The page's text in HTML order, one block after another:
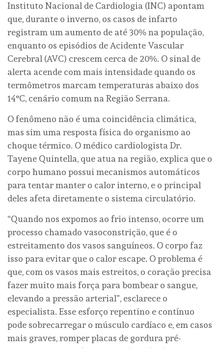
Instituto Nacional de Cardiologia (INC) apontam
que, durante o inverno, os casos de infarto
registram um aumento de até 30% na população,
enquanto os episódios de Acidente Vascular
Cerebral (AVC) crescem cerca de 20%. O sinal de
alerta acende com mais intensidade quando os
termômetros marcam temperaturas abaixo dos
14°C, cenário comum na Região Serrana.
O fenômeno não é uma coincidência climática,
mas sim uma resposta física do organismo ao
choque térmico. O médico cardiologista Dr.
Tayene Quintella, que atua na região, explica que o
corpo humano possui mecanismos automáticos
para tentar manter o calor interno, e o principal
deles afeta diretamente o sistema circulatório.
“Quando nos expomos ao frio intenso, ocorre um
processo chamado vasoconstrição, que é o
estreitamento dos vasos sanguíneos. O corpo faz
isso para evitar que o calor escape. O problema é
que, com os vasos mais estreitos, o coração precisa
fazer muito mais força para bombear o sangue,
elevando a pressão arterial”, esclarece o
especialista. Esse esforço repentino e contínuo
pode sobrecarregar o músculo cardíaco e, em casos
mais graves, romper placas de gordura pré-